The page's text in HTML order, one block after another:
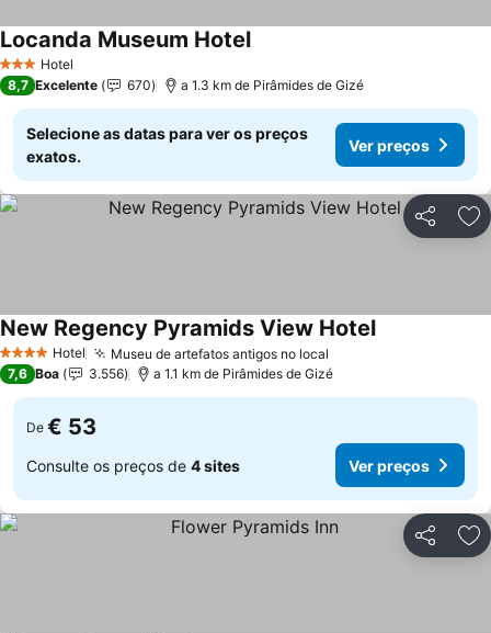
3 EstrelasHotel
Locanda Museum HotelVer preços
8,7 Excelente 670 a 1.3 km de Pirâmides de Gizé
Selecione as datas para ver os preços
exatos.
Ver preços
Partilhar
4 EstrelasHotel Museu de artefatos antigos no local
New Regency Pyramids View HotelVer preços
7,6 Boa 3.556 a 1.1 km de Pirâmides de Gizé
De € 53
Consulte os preços de 4 sites Ver preços
Partilhar